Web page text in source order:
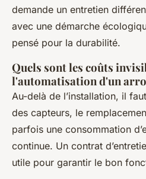
demande un entretien
avec une démarche
pensé pour la durabilité.
Quels sont les coûts
l'automatisation d'un
Au-delà de l’installation, il
des capteurs, le
parfois une consommation
continue. Un contrat
utile pour garantir le bon